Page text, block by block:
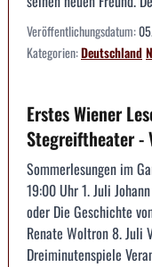
Veröffentlichungsdatum:
Kategorien:Deutschland
Erstes Wiener
Stegreiftheater -
Sommerlesungen im
19:00 Uhr 1. Juli
oder Die Geschichte
Renate Woltron 8. Juli
Dreiminutenspiele